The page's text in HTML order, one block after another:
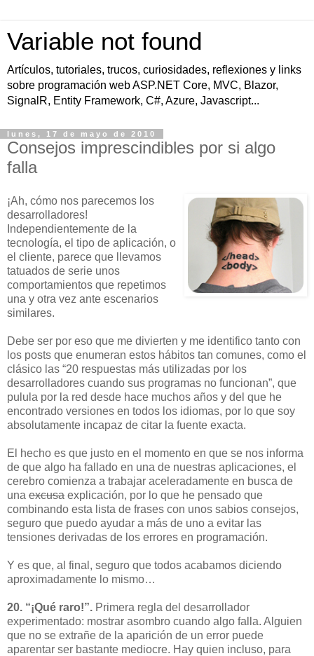
Variable not found
Artículos, tutoriales, trucos, curiosidades, reflexiones y links
sobre programación web ASP.NET Core, MVC, Blazor,
SignalR, Entity Framework, C#, Azure, Javascript...
lunes, 17 de mayo de 2010
Consejos imprescindibles por si algo
falla
¡Ah, cómo nos parecemos los
desarrolladores!
Independientemente de la
tecnología, el tipo de aplicación, o
el cliente, parece que llevamos
tatuados de serie unos
comportamientos que repetimos
una y otra vez ante escenarios
similares.
Debe ser por eso que me divierten y me identifico tanto con
los posts que enumeran estos hábitos tan comunes, como el
clásico las “20 respuestas más utilizadas por los
desarrolladores cuando sus programas no funcionan”, que
pulula por la red desde hace muchos años y del que he
encontrado versiones en todos los idiomas, por lo que soy
absolutamente incapaz de citar la fuente exacta.
El hecho es que justo en el momento en que se nos informa
de que algo ha fallado en una de nuestras aplicaciones, el
cerebro comienza a trabajar aceleradamente en busca de
una excusa explicación, por lo que he pensado que
combinando esta lista de frases con unos sabios consejos,
seguro que puedo ayudar a más de uno a evitar las
tensiones derivadas de los errores en programación.
Y es que, al final, seguro que todos acabamos diciendo
aproximadamente lo mismo…
20. “¡Qué raro!”. Primera regla del desarrollador
experimentado: mostrar asombro cuando algo falla. Alguien
que no se extrañe de la aparición de un error puede
aparentar ser bastante mediocre. Hay quien incluso, para